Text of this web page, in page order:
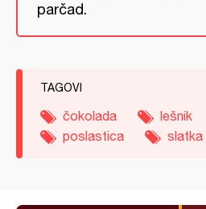
parčad.
TAGOVI
čokolada lešnik
poslastica
slatka